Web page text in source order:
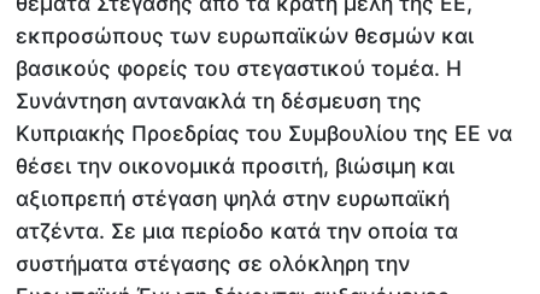
εκπροσώπους των ευρωπαϊκών θεσμών και
βασικούς φορείς του στεγαστικού τομέα. Η
Συνάντηση αντανακλά τη δέσμευση της
Κυπριακής Προεδρίας του Συμβουλίου της ΕΕ να
θέσει την οικονομικά προσιτή, βιώσιμη και
αξιοπρεπή στέγαση ψηλά στην ευρωπαϊκή
ατζέντα. Σε μια περίοδο κατά την οποία τα
συστήματα στέγασης σε ολόκληρη την